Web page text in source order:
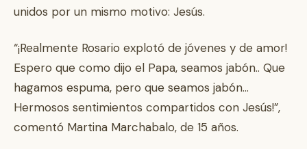
unidos por un mismo motivo: Jesús.
“¡Realmente Rosario explotó de jóvenes y de amor!
Espero que como dijo el Papa, seamos jabón.. Que
hagamos espuma, pero que seamos jabón…
Hermosos sentimientos compartidos con Jesús!”,
comentó Martina Marchabalo, de 15 años.